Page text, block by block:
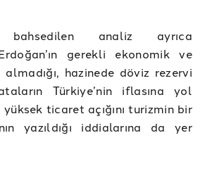
bahsedilen analiz ayrıca
gerekli ekonomik ve
hazinede döviz rezervi
Türkiye’nin iflasına yol
yüksek ticaret açığını turizmin bir
yazıldığı iddialarına da yer